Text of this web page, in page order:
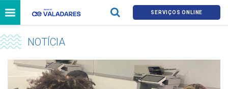
SERVIÇOS ONLINE
NOTÍCIA